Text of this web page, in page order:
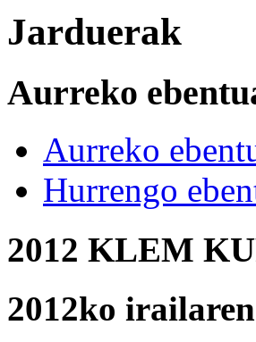
Jarduerak
Aurreko
Aurreko
Hurrengo
2012 KLEM
2012ko